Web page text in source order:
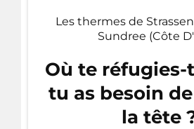
Les thermes de
Sundree (Côte
Où te
tu as besoin
la tête